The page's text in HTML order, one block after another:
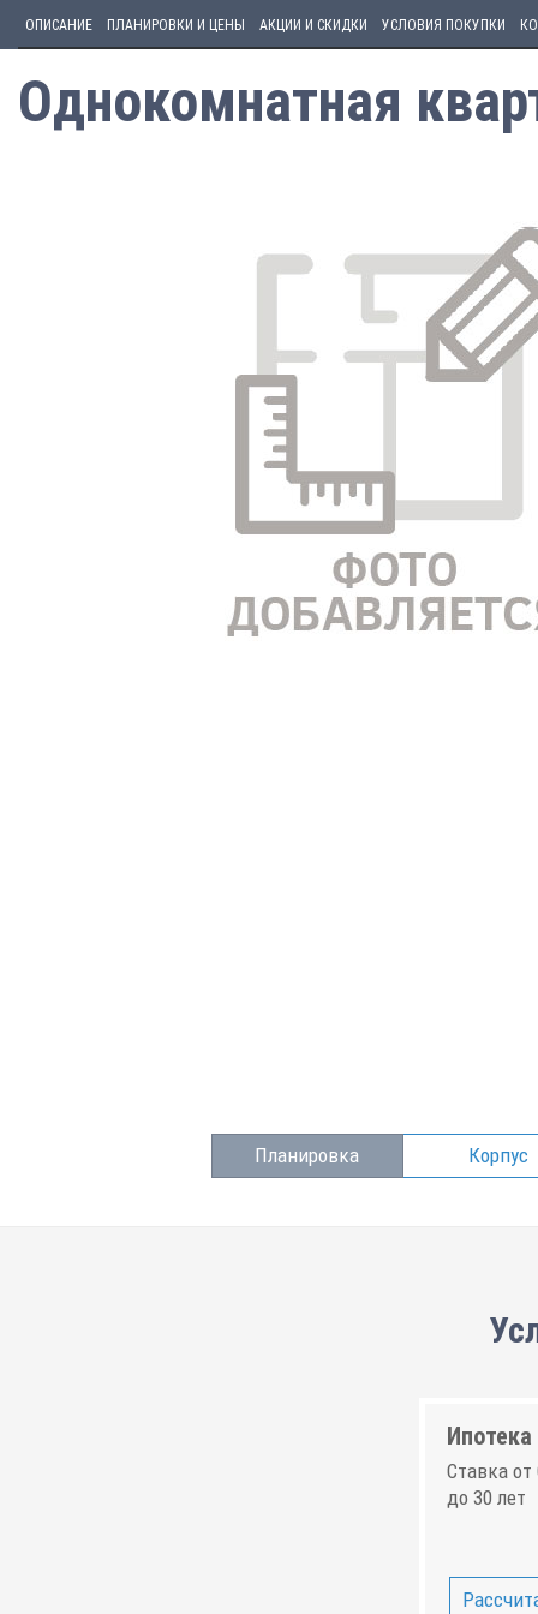
ОПИСАНИЕ ПЛАНИРОВКИ И ЦЕНЫ АКЦИИ И СКИДКИ УСЛОВИЯ ПОКУПКИ
Однокомнатная
Планировка Корпус
Ипотека
Ставка от
до 30 лет